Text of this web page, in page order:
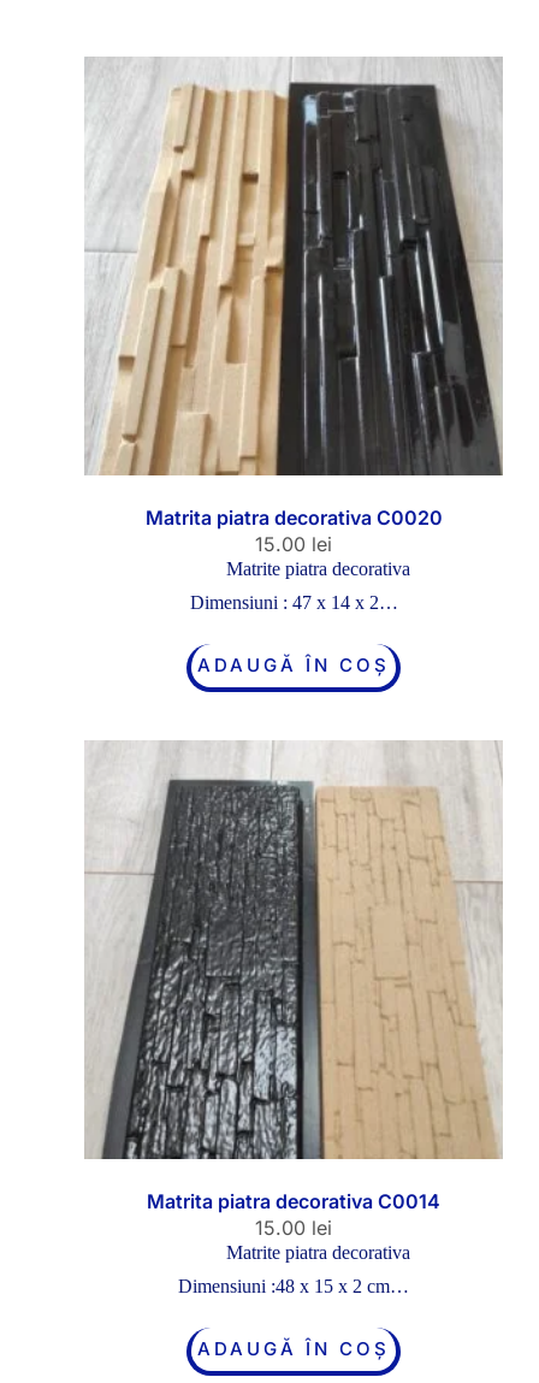
Matrita piatra decorativa C0020
15.00 lei
Matrite piatra decorativa
Dimensiuni : 47 x 14 x 2…
ADAUGĂ ÎN COȘ
Matrita piatra decorativa C0014
15.00 lei
Matrite piatra decorativa
Dimensiuni :48 x 15 x 2 cm…
ADAUGĂ ÎN COȘ